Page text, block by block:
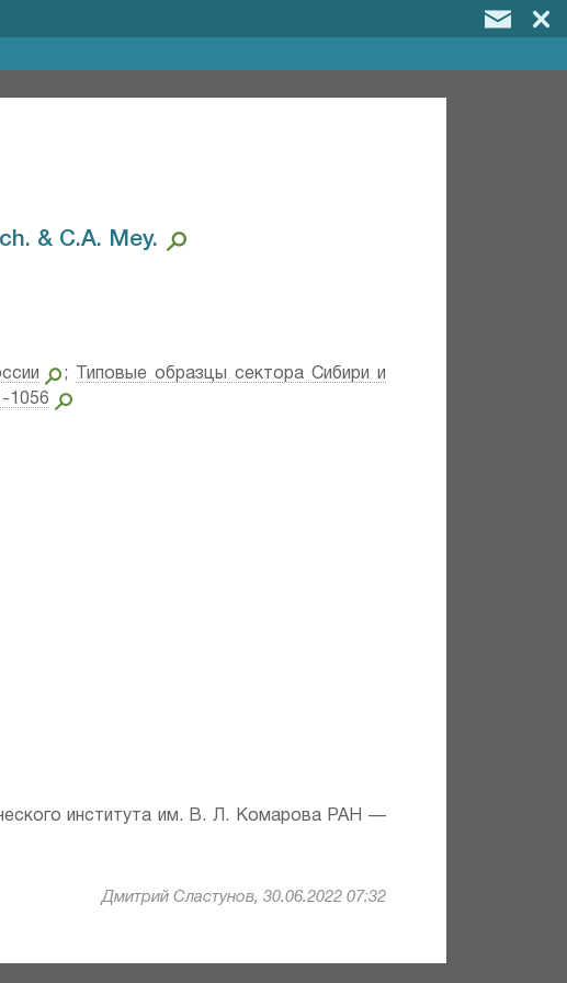
& C.A. Mey.⁣
;
Типовые образцы сектора Сибири и
1056
института им. В. Л. Комарова РАН —
Дмитрий Сластунов, 30.06.2022 07:32